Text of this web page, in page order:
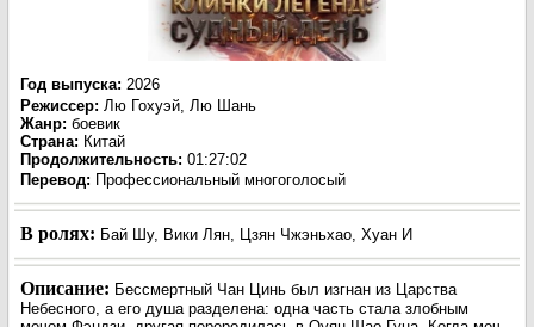
Год выпуска: 2026
Режиссер: Лю Гохуэй, Лю Шань
Жанр: боевик
Страна: Китай
Продолжительность: 01:27:02
Перевод: Профессиональный многоголосый
В ролях: Бай Шу, Вики Лян, Цзян Чжэньхао, Хуан И
Описание: Бессмертный Чан Цинь был изгнан из Царства
Небесного, а его душа разделена: одна часть стала злобным